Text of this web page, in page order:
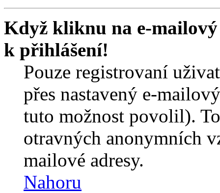
Když kliknu na e-
k přihlášení!
Pouze registrovaní
přes nastavený e-
tuto možnost povolil).
otravných anonymních
mailové adresy.
Nahoru